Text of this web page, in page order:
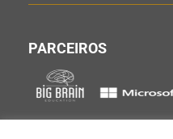
PARCEIROS